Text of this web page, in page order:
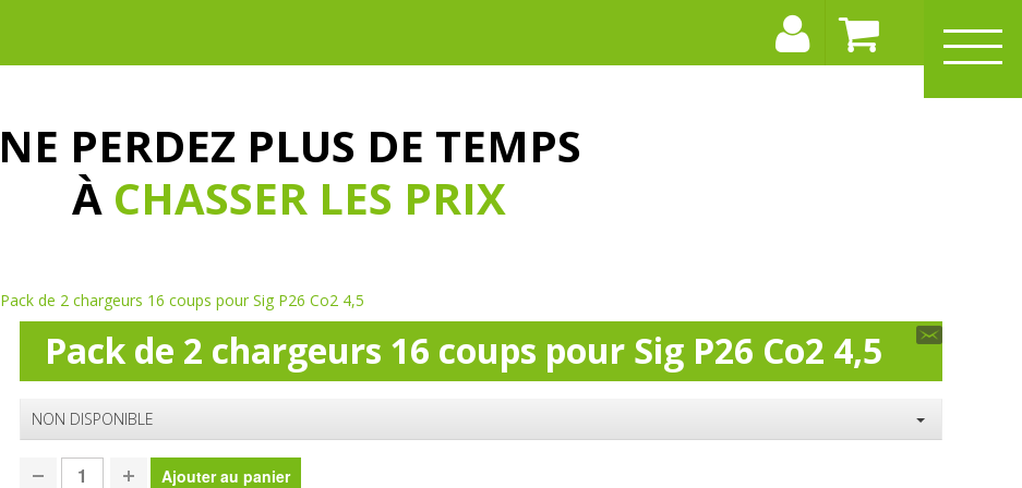
NE PERDEZ PLUS DE TEMPS
À CHASSER LES PRIX
Pack de 2 chargeurs 16 coups pour Sig P26 Co2 4,5
Pack de 2 chargeurs 16 coups pour Sig P26 Co2 4,5
NON DISPONIBLE